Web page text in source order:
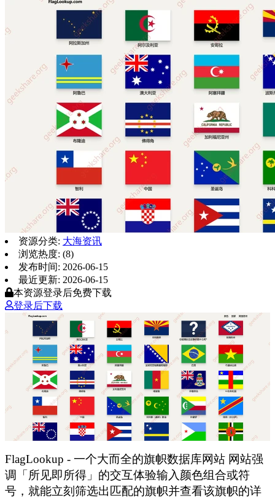
资源分类: 大海资讯
浏览热度: (8)
发布时间: 2026-06-15
最近更新: 2026-06-15
本资源登录后免费下载
登录后下载
FlagLookup - 一个大而全的旗帜数据库网站 网站强
调「所见即所得」的交互体验输入颜色组合或符
号，就能立刻筛选出匹配的旗帜并查看该旗帜的详